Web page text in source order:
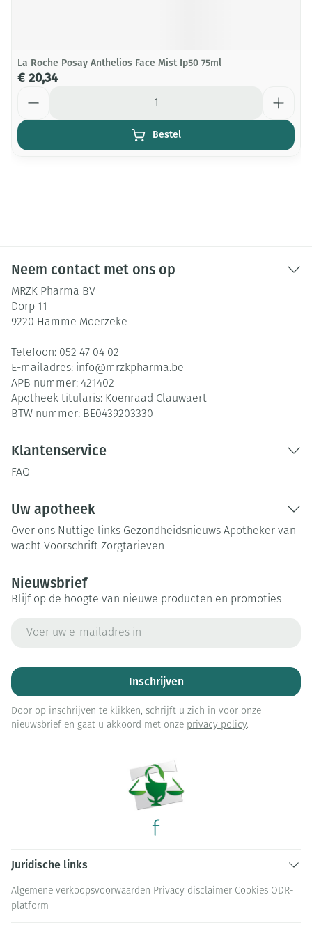
La Roche Posay Anthelios Face Mist Ip50 75ml
€ 20,34
Bestel
Neem contact met ons op
MRZK Pharma BV
Dorp 11
9220 Hamme Moerzeke
Telefoon: 052 47 04 02
E-mailadres: info@mrzkpharma.be
APB nummer: 421402
Apotheek titularis: Koenraad Clauwaert
BTW nummer: BE0439203330
Klantenservice
FAQ
Uw apotheek
Over ons Nuttige links Gezondheidsnieuws Apotheker van
wacht Voorschrift Zorgtarieven
Nieuwsbrief
Blijf op de hoogte van nieuwe producten en promoties
Inschrijven
Door op inschrijven te klikken, schrijft u zich in voor onze
nieuwsbrief en gaat u akkoord met onze privacy policy.
Juridische links
Algemene verkoopsvoorwaarden Privacy disclaimer Cookies ODR-
platform